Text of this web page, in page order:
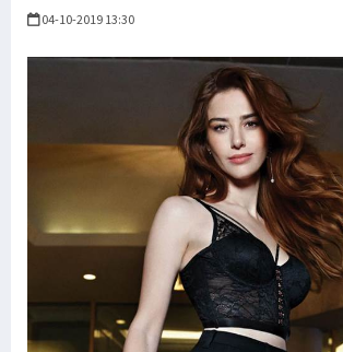
04-10-2019 13:30